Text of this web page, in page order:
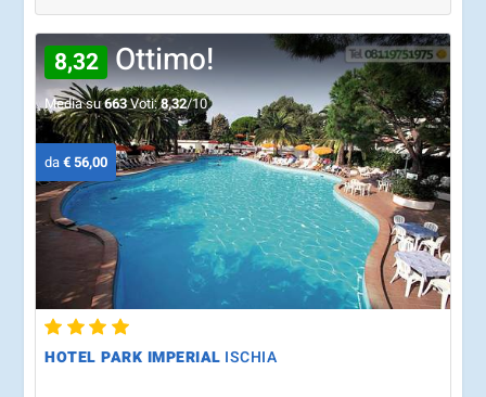
8,32 Ottimo!
Media su663Voti:8,32/10
da€ 56,00
HOTEL PARK IMPERIAL ISCHIA